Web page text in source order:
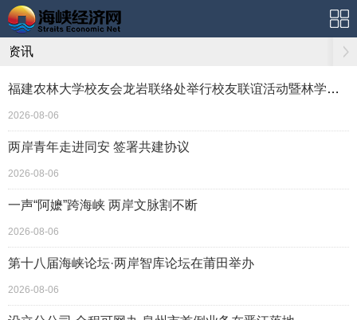
资讯
福建农林大学校友会龙岩联络处举行校友联谊活动暨林学、生物医药分会校友之家揭牌
2026-08-06
两岸青年走进同安 签署共建协议
2026-08-06
一声“阿嬷”跨海峡 两岸文脉割不断
2026-08-06
第十八届海峡论坛·两岸智库论坛在莆田举办
2026-08-06